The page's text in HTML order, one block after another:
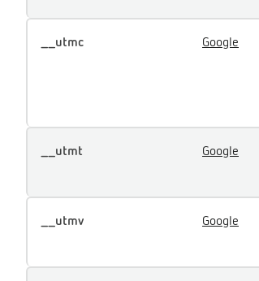
__utmc Google
__utmt Google
__utmv Google